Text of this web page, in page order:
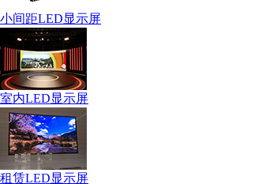
小间距LED显示屏
室内LED显示屏
租赁LED显示屏